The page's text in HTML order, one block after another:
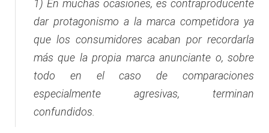
1) En muchas ocasiones, es contraproducente
dar protagonismo a la marca competidora ya
que los consumidores acaban por recordarla
más que la propia marca anunciante o, sobre
todo en el caso de comparaciones
especialmente agresivas, terminan
confundidos.